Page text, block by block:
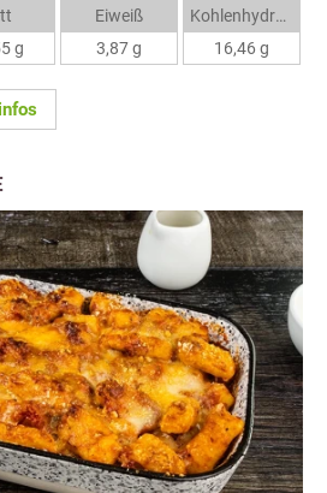
g
Eiweiß
3,87 g
Kohlenhydrate
16,46 g